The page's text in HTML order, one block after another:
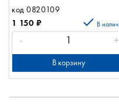
код 0820109
1 150 ₽ В
- +
В корзину